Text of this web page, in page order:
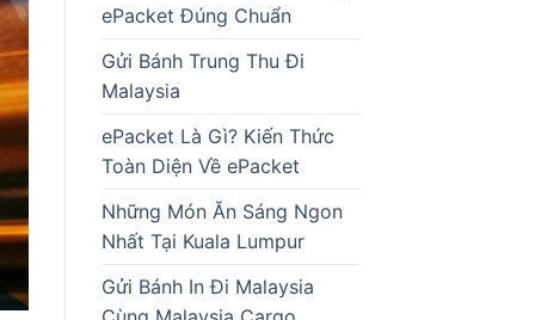
ePacket Đúng Chuẩn
Gửi Bánh Trung Thu Đi
Malaysia
ePacket Là Gì? Kiến Thức
Toàn Diện Về ePacket
Những Món Ăn Sáng Ngon
Nhất Tại Kuala Lumpur
Gửi Bánh In Đi Malaysia